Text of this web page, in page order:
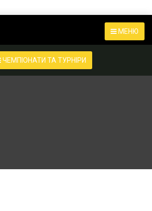
МЕНЮ
ЧЕМПІОНАТИ ТА ТУРНІРИ